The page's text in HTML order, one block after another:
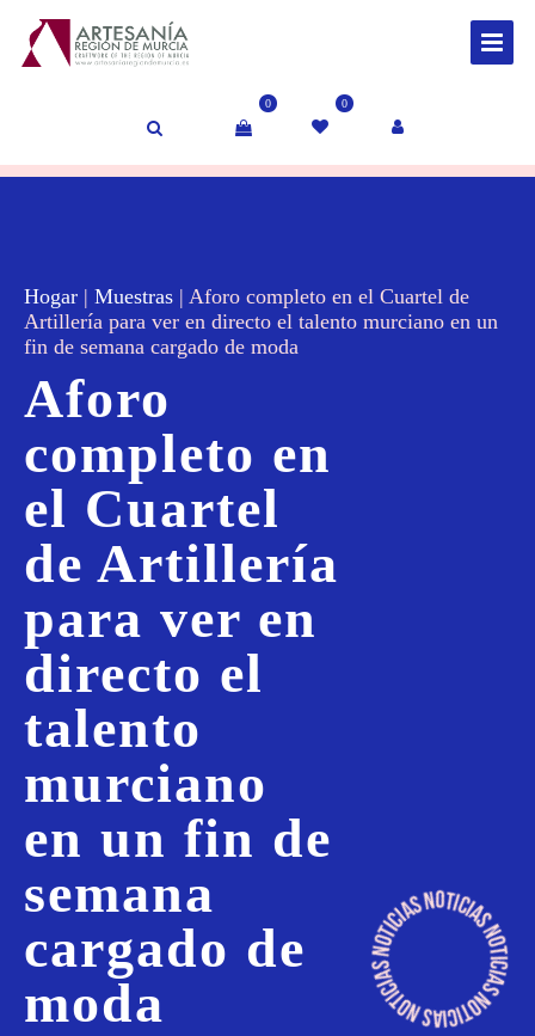
0 0
Hogar | Muestras | Aforo completo en el Cuartel de
Artillería para ver en directo el talento murciano en un
fin de semana cargado de moda
Aforo
completo en
el Cuartel
de Artillería
para ver en
directo el
talento
murciano
en un fin de
semana
cargado de
moda